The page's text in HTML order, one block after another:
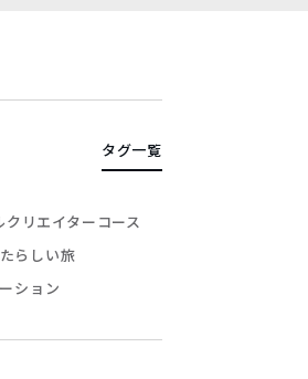
タグ一覧
リエイターコース
らしい旅
ション